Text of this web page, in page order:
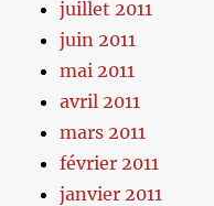
juillet 2011
juin 2011
mai 2011
avril 2011
mars 2011
février 2011
janvier 2011